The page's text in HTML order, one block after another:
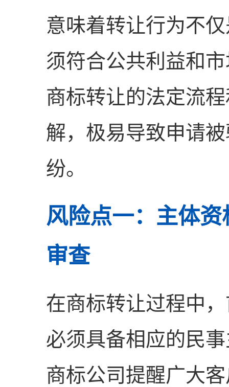
意味着转让行为不
须符合公共利益和
商标转让的法定流
解，极易导致申请
纷。
风险点一：主体
审查
在商标转让过程中
必须具备相应的民
商标公司提醒广大